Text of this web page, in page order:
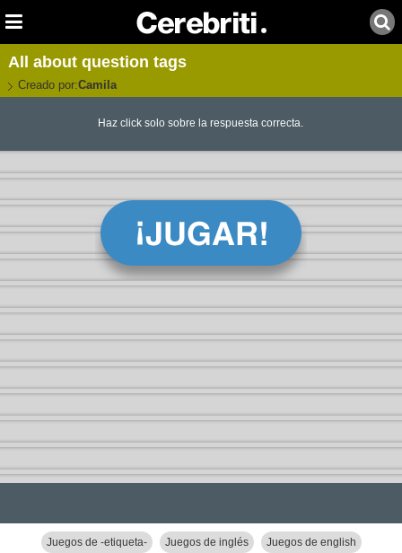
All about question tags
Creado por:Camila
Haz click solo sobre la respuesta correcta.
Juegos de -etiqueta- Juegos de inglés Juegos de english